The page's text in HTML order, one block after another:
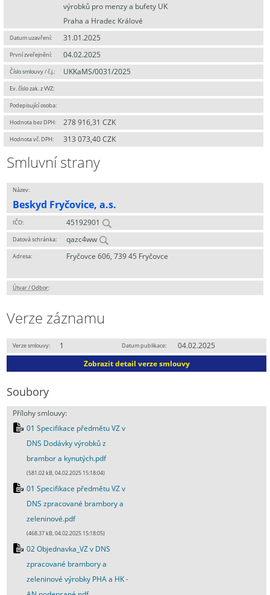
výrobků pro menzy a bufety UK
Praha a Hradec Králové
Datum uzavření: 31.01.2025
První zveřejnění: 04.02.2025
Číslo smlouvy / č.j.: UKKaMS/0031/2025
Ev. číslo zak. z VVZ:
Podepisující osoba:
Hodnota bez DPH: 278 916,31 CZK
Hodnota vč. DPH: 313 073,40 CZK
Smluvní strany
Název:
Beskyd Fryčovice, a.s.
IČO: 45192901
Datová schránka: qazc4ww
Adresa: Fryčovce 606, 739 45 Fryčovce
Útvar / Odbor:
Verze záznamu
Verze smlouvy: 1 Datum publikace:
04.02.2025
Zobrazit detail verze smlouvy
Soubory
Přílohy smlouvy:
01 Specifikace předmětu VZ v
DNS Dodávky výrobků z
brambor a kynutých.pdf
(581.02 kB, 04.02.2025 15:18:04)
01 Specifikace předmětu VZ v
DNS zpracované brambory a
zeleninové.pdf
(468.37 kB, 04.02.2025 15:18:05)
02 Objednavka_VZ v DNS
zpracované brambory a
zeleninové výrobky PHA a HK -